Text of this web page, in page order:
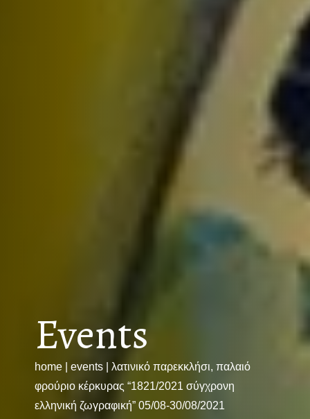
Events
home events
λατινικό παρεκκλήσι, παλαιό
φρούριο κέρκυρας “1821/2021 σύγχρονη
ελληνική ζωγραφική” 05/08-30/08/2021